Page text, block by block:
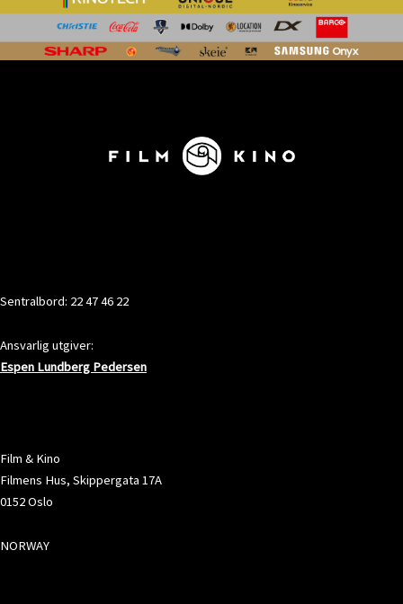
Sentralbord: 22 47 46 22
Ansvarlig utgiver:
Espen Lundberg Pedersen
Film & Kino
Filmens Hus, Skippergata 17A
0152 Oslo
NORWAY